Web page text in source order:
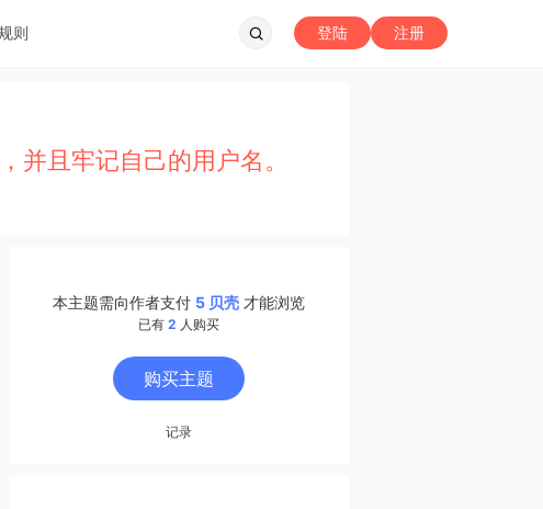
则 注册
登陆
并且牢记自己的用户名。
本主题需向作者支付 5 贝壳 才能浏览
已有 2 人购买
购买主题
记录